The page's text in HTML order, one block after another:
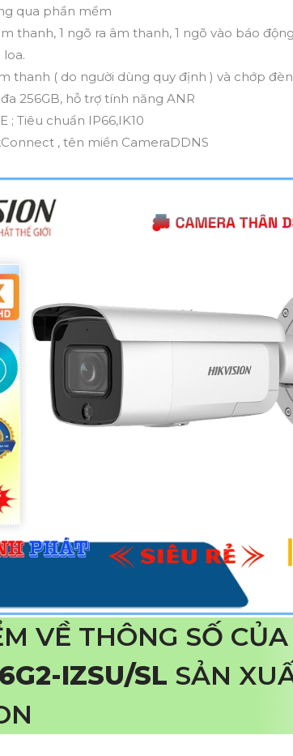
qua phần mềm
thanh, 1 ngõ ra âm thanh, 1 ngõ vào báo
loa.
thanh ( do người dùng quy định ) và chớp
256GB, hỗ trợ tính năng ANR
; Tiêu chuẩn IP66,IK10
, tên miền CameraDDNS
VỀ THÔNG SỐ CỦA
IZSU/SL SẢN